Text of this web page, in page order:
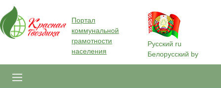
Портал
коммунальной
грамотности
населения
Русский ru
Белорусский by